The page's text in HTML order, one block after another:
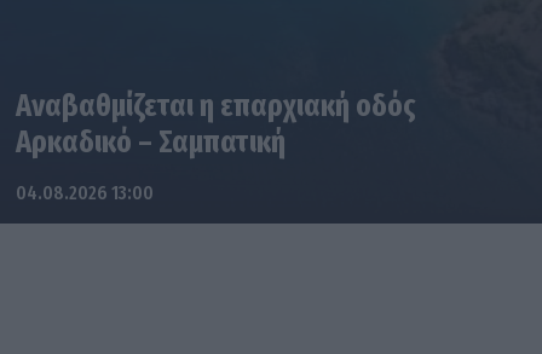
Αναβαθμίζεται η επαρχιακή οδός
Αρκαδικό – Σαμπατική
04.08.2026 13:00